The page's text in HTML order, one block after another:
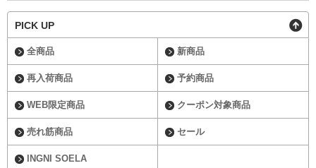
PICK UP
全商品 新商品
再入荷商品 予約商品
WEB限定商品 クーポン対象商品
売れ筋商品 セール
INGNI SOELA